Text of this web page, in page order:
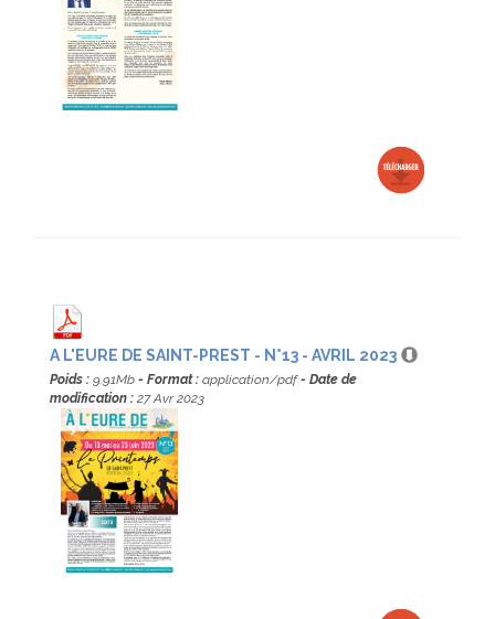
A L'EURE DE SAINT-PREST - N°13 - AVRIL 2023
Poids : 9.91Mb - Format : application/pdf- Date de
modification : 27 Avr 2023